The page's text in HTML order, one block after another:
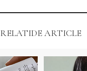
RELATIDE ARTICLE